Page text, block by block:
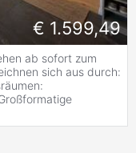
€ 1.599,49
ab sofort zum
sich aus durch: